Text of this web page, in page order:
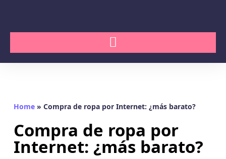
Home» Compra de ropa por Internet: ¿más barato?
Compra de ropa por
Internet: ¿más barato?